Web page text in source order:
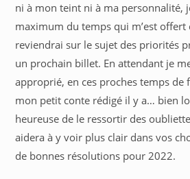
ni à mon teint ni à ma personnalité,
maximum du temps qui m’est offert
reviendrai sur le sujet des priorités
un prochain billet. En attendant je
approprié, en ces proches temps de
mon petit conte rédigé il y a… bien
heureuse de le ressortir des
aidera à y voir plus clair dans vos
de bonnes résolutions pour 2022.